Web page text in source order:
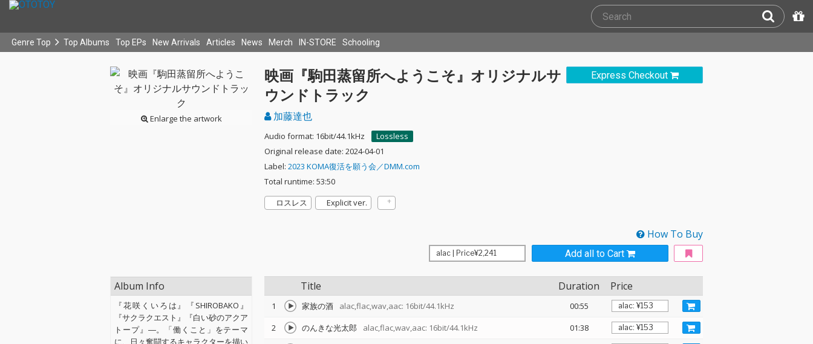
Genre Top Top Albums Top EPs New Arrivals Articles News Merch IN-STORE Schooling
Enlarge the artwork
Express Checkout
映画『駒田蒸留所へようこそ』オリジナルサ
ウンドトラック
加藤達也
Audio format: 16bit/44.1kHz
Lossless
Original release date: 2024-04-01
Label: 2023 KOMA復活を願う会／DMM.com
Total runtime: 53:50
ロスレス
Explicit ver.
How To Buy
Add all to Cart
Title Duration Price
1 家族の酒 alac,flac,wav,aac: 16bit/44.1kHz
00:55
2
のんきな光太郎 alac,flac,wav,aac: 16bit/44.1kHz
01:38
Album Info
『花咲くいろは』『SHIROBAKO』
『サクラクエスト』『白い砂のアクア
トープ』―。「働くこと」をテーマ
に、日々奮闘するキャラクターを描い